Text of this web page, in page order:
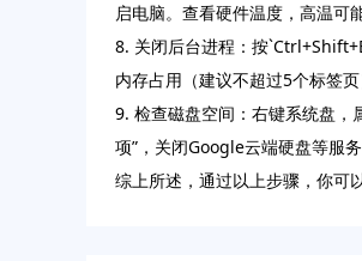
启电脑。查看硬件温度，高温可
8. 关闭后台进程：按
内存占用（建议不超过5个标签页
9. 检查磁盘空间：右键系统盘
项”，关闭Google云端硬盘等服
综上所述，通过以上步骤，你可